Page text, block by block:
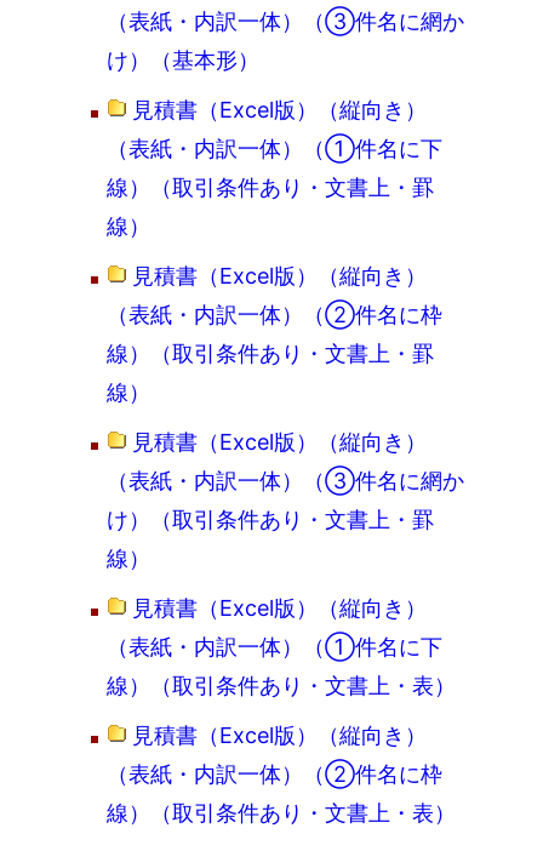
（表紙・内訳一体）（③件名に網か
け）（基本形）
見積書（Excel版）（縦向き）
（表紙・内訳一体）（①件名に下
線）（取引条件あり・文書上・罫
線）
見積書（Excel版）（縦向き）
（表紙・内訳一体）（②件名に枠
線）（取引条件あり・文書上・罫
線）
見積書（Excel版）（縦向き）
（表紙・内訳一体）（③件名に網か
け）（取引条件あり・文書上・罫
線）
見積書（Excel版）（縦向き）
（表紙・内訳一体）（①件名に下
線）（取引条件あり・文書上・表）
見積書（Excel版）（縦向き）
（表紙・内訳一体）（②件名に枠
線）（取引条件あり・文書上・表）